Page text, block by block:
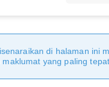
di halaman ini
yang paling